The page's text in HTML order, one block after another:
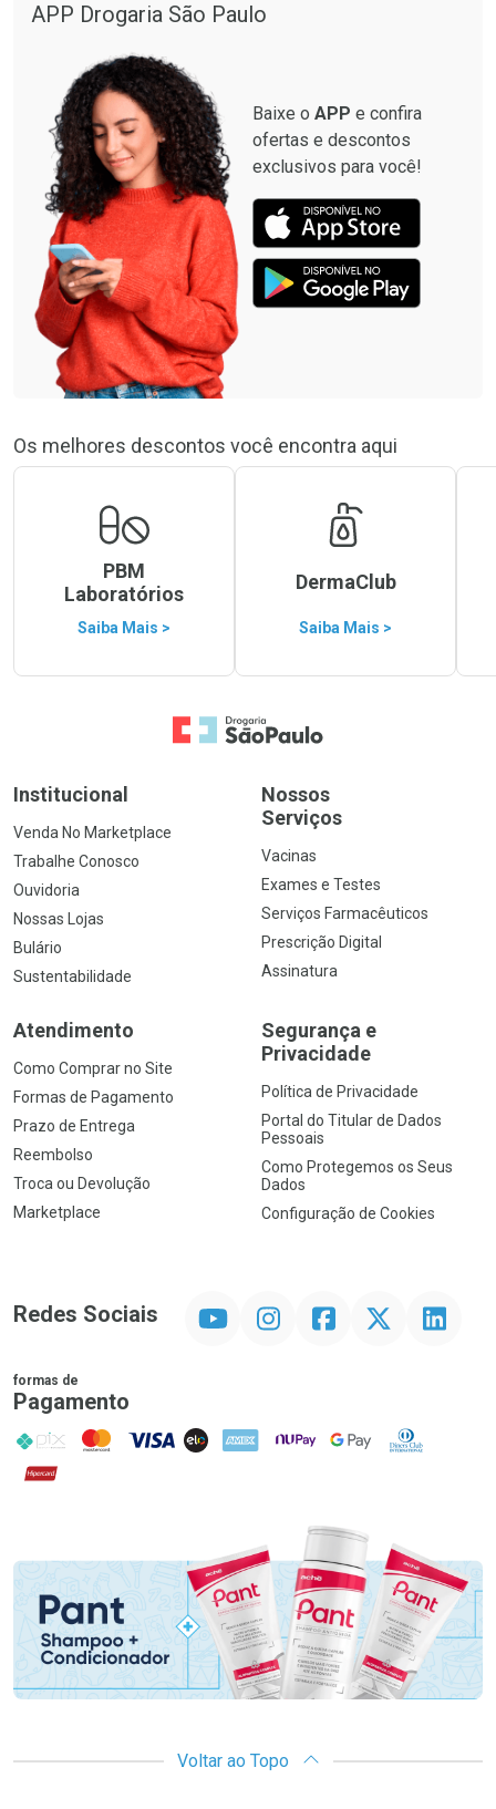
Comprar sem Desconto
Por R$ 664,02/cada
APP Drogaria São Paulo
Baixe o APP e confira
ofertas e descontos
exclusivos para você!
Os melhores descontos você encontra aqui
PBM
Laboratórios
Saiba Mais >
DermaClub
Saiba Mais >
Ir para a Home
Institucional
Venda No Marketplace
Trabalhe Conosco
Ouvidoria
Nossas Lojas
Bulário
Sustentabilidade
Nossos
Serviços
Vacinas
Exames e Testes
Serviços Farmacêuticos
Prescrição Digital
Assinatura
Atendimento
Como Comprar no Site
Formas de Pagamento
Prazo de Entrega
Reembolso
Troca ou Devolução
Marketplace
Segurança e
Privacidade
Política de Privacidade
Portal do Titular de Dados
Pessoais
Como Protegemos os Seus
Dados
Configuração de Cookies
Redes Sociais InstagramFacebookTwitter Linkedin
formas de
Pagamento
PIX MasterCard
VISA ELO AMEX NuPay Google PayDiners Club
Hipercard
Promoção em Destaque
Voltar ao Topo